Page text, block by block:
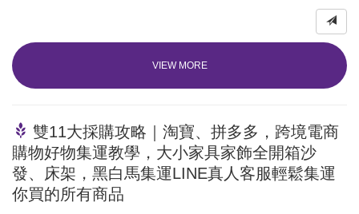
VIEW MORE
雙11大採購攻略｜淘寶、拼多多，跨境電商
購物好物集運教學，大小家具家飾全開箱沙
發、床架，黑白馬集運LINE真人客服輕鬆集運
你買的所有商品